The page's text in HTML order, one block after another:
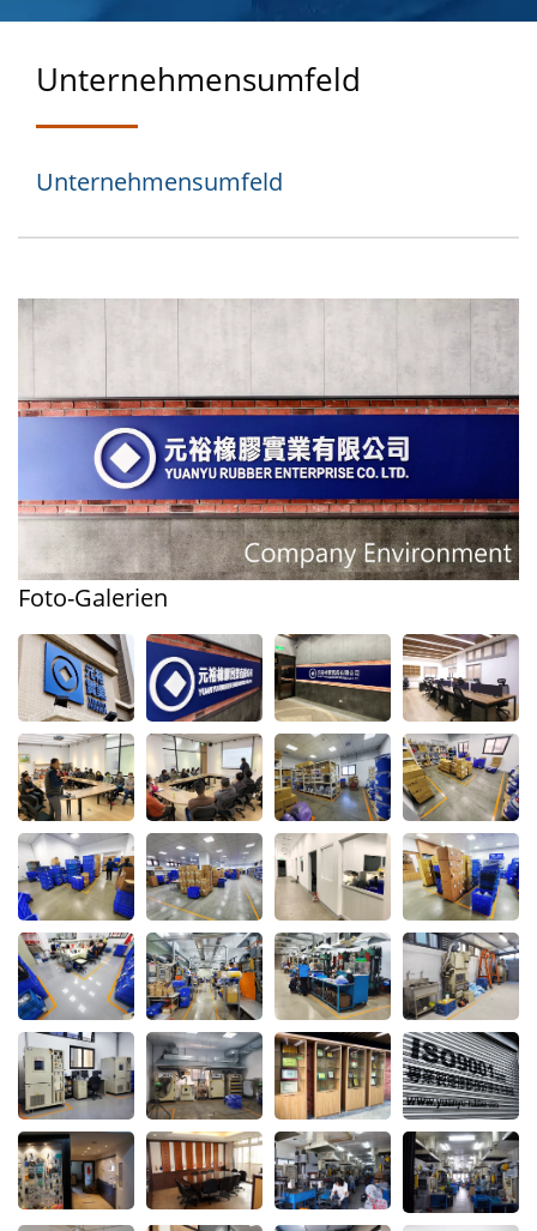
Unternehmensumfeld
Unternehmensumfeld
Foto-Galerien